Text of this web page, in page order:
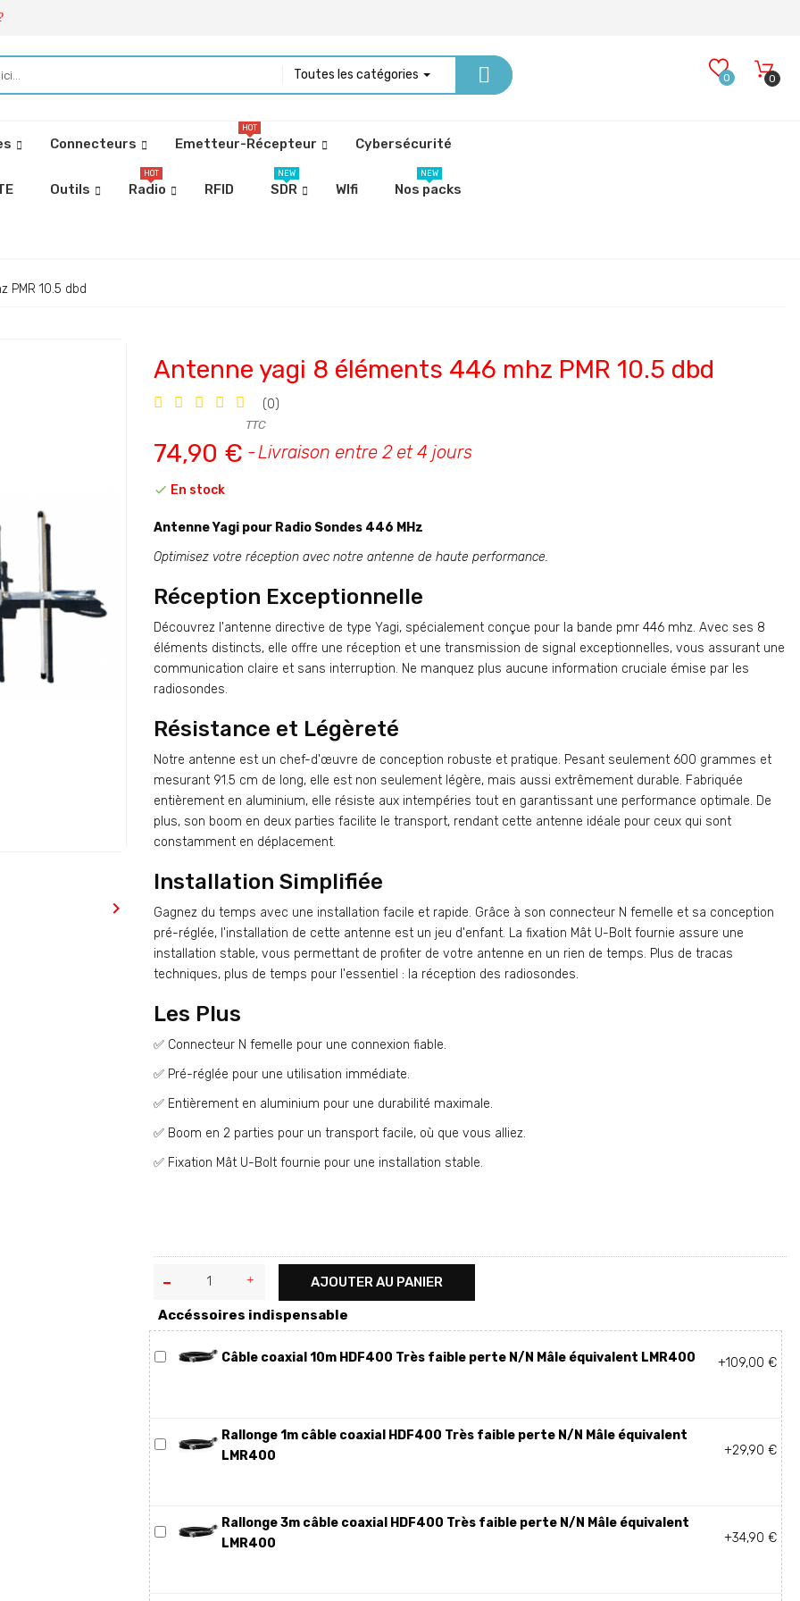
Toutes les catégories 0 0
Connecteurs Emetteur-Récepteur
HOT
Cybersécurité
Outils Radio
HOT
RFID SDR
NEW
WIfi Nos packs
NEW
PMR 10.5 dbd

Antenne yagi 8 éléments 446 mhz PMR 10.5 dbd
(0)
74,90 €
TTC
Livraison entre 2 et 4 jours
 En stock
Antenne Yagi pour Radio Sondes 446 MHz
Optimisez votre réception avec notre antenne de haute performance.
Réception Exceptionnelle
Découvrez l'antenne directive de type Yagi, spécialement conçue pour la bande pmr 446 mhz. Avec ses 8
éléments distincts, elle offre une réception et une transmission de signal exceptionnelles, vous assurant une
communication claire et sans interruption. Ne manquez plus aucune information cruciale émise par les
radiosondes.
Résistance et Légèreté
Notre antenne est un chef-d'œuvre de conception robuste et pratique. Pesant seulement 600 grammes et
mesurant 91.5 cm de long, elle est non seulement légère, mais aussi extrêmement durable. Fabriquée
entièrement en aluminium, elle résiste aux intempéries tout en garantissant une performance optimale. De
plus, son boom en deux parties facilite le transport, rendant cette antenne idéale pour ceux qui sont
constamment en déplacement.
Installation Simplifiée
Gagnez du temps avec une installation facile et rapide. Grâce à son connecteur N femelle et sa conception
pré-réglée, l'installation de cette antenne est un jeu d'enfant. La fixation Mât U-Bolt fournie assure une
installation stable, vous permettant de profiter de votre antenne en un rien de temps. Plus de tracas
techniques, plus de temps pour l'essentiel : la réception des radiosondes.
Les Plus
✅ Connecteur N femelle pour une connexion fiable.
✅ Pré-réglée pour une utilisation immédiate.
✅ Entièrement en aluminium pour une durabilité maximale.
✅ Boom en 2 parties pour un transport facile, où que vous alliez.
✅ Fixation Mât U-Bolt fournie pour une installation stable.
AJOUTER AU PANIER
Accéssoires indispensable
Câble coaxial 10m HDF400 Très faible perte N/N Mâle équivalent LMR400 +109,00 €
Rallonge 1m câble coaxial HDF400 Très faible perte N/N Mâle équivalent
LMR400
+29,90 €
Rallonge 3m câble coaxial HDF400 Très faible perte N/N Mâle équivalent
LMR400
+34,90 €